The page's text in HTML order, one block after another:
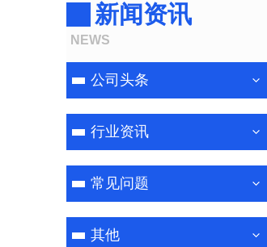
新闻资讯
NEWS
公司头条
行业资讯
常见问题
其他